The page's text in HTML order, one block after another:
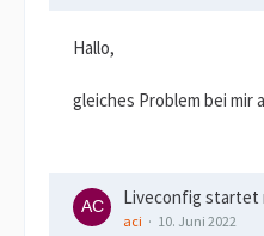
Hallo,
gleiches Problem bei mir
Liveconfig startet
aci 10. Juni 2022